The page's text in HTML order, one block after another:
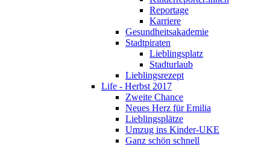
Reportage
Karriere
Gesundheitsakademie
Stadtpiraten
Lieblingsplatz
Stadturlaub
Lieblingsrezept
Life - Herbst 2017
Zweite Chance
Neues Herz für Emilia
Lieblingsplätze
Umzug ins Kinder-UKE
Ganz schön schnell